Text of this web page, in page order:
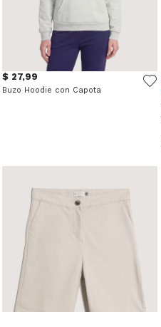
$ 27,99
Buzo Hoodie con Capota